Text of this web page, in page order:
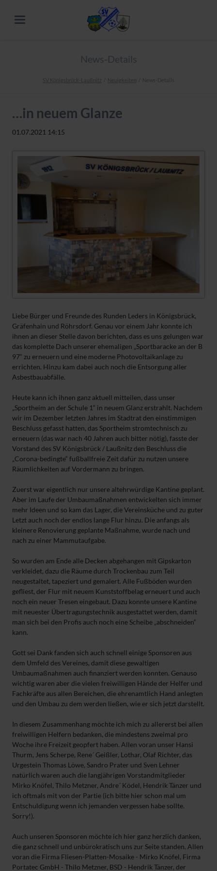
News-Details
SV Königsbrück-Laußnitz Neuigkeiten News-Details
…in neuem Glanze
01.07.2021 14:15
Liebe Bürger und Freunde des Runden Leders in Königsbrück,
Gräfenhain und Röhrsdorf. Genau vor einem Jahr konnte ich
ihnen an dieser Stelle davon berichten, dass es uns gelungen war
das komplette Dach unserer ehemaligen „Sportbaracke an der B
97“ zu erneuern und eine moderne Photovoltaikanlage zu
errichten. Hinzu kam dabei auch noch die Entsorgung aller
Asbestbauabfälle.
Heute kann ich ihnen ganz aktuell mitteilen, dass unser
„Sportheim an der Schule 1“ in neuem Glanz erstrahlt. Nachdem
wir im Dezember letzten Jahres im Stadtrat den einstimmigen
Beschluss gefasst hatten, das Sportheim stromtechnisch zu
erneuern (das war nach 40 Jahren auch bitter nötig), fasste der
Vorstand des SV Königsbrück / Laußnitz den Beschluss die
„Corona-bedingte“ fußballfreie Zeit dafür zu nutzen unsere
Räumlichkeiten auf Vordermann zu bringen.
Zuerst war eigentlich nur unsere altehrwürdige Kantine geplant.
Aber im Laufe der Umbaumaßnahmen entwickelten sich immer
mehr Ideen und so kam das Lager, die Vereinsküche und zu guter
Letzt auch noch der endlos lange Flur hinzu. Die anfangs als
kleinere Renovierung geplante Maßnahme, wurde nach und
nach zu einer Mammutaufgabe.
So wurden am Ende alle Decken abgehangen mit Gipskarton
verkleidet, dazu die Räume durch Trockenbau zum Teil
neugestaltet, tapeziert und gemalert. Alle Fußböden wurden
gefliest, der Flur mit neuem Kunststoffbelag erneuert und auch
noch ein neuer Tresen eingebaut. Dazu konnte unsere Kantine
mit neuester Übertragungstechnik ausgestattet werden, damit
man sich bei den Profis auch noch eine Scheibe „abschneiden“
kann.
Gott sei Dank fanden sich auch schnell einige Sponsoren aus
dem Umfeld des Vereines, damit diese gewaltigen
Umbaumaßnahmen auch finanziert werden konnten. Genauso
wichtig waren aber die vielen freiwilligen Hände der Helfer und
Fachkräfte aus allen Bereichen, die ehrenamtlich Hand anlegten
und den Umbau zu dem werden ließen, wie er sich jetzt darstellt.
In diesem Zusammenhang möchte ich mich zu allererst bei allen
freiwilligen Helfern bedanken, die mindestens zweimal pro
Woche ihre Freizeit geopfert haben. Allen voran unser Hansi
Thurm, Jens Scherpe, Rene´ Geißler, Lothar, Olaf Richter, das
Urgestein Thomas Löwe, Sandro Prater und Sven Lehner
natürlich waren auch die langjährigen Vorstandmitglieder
Mirko Knöfel, Thilo Metzner, Andre´ Ködel, Hendrik Tänzer und
ich oftmals mit von der Partie (ich bitte hier schon mal um
Entschuldigung wenn ich jemanden vergessen habe sollte.
Sorry!).
Auch unseren Sponsoren möchte ich hier ganz herzlich danken,
die ganz schnell und unbürokratisch uns zur Seite standen. Allen
voran die Firma Fliesen-Platten-Mosaike - Mirko Knöfel, Firma
Portatec GmbH - Thilo Metzner, BSD - Hendrik Tänzer, der